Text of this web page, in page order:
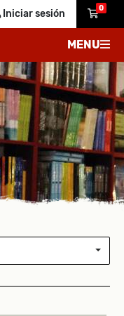
Iniciar sesión 0
MENU